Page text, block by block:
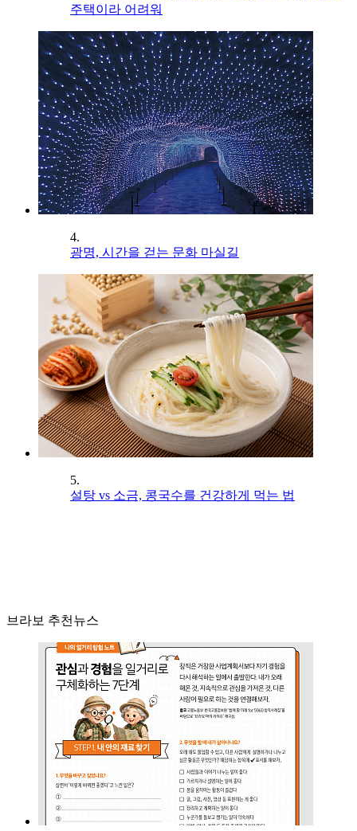
주택이라 어려워
4.
광명, 시간을 걷는 문화 마실길
5.
설탕 vs 소금, 콩국수를 건강하게 먹는 법
브라보 추천뉴스